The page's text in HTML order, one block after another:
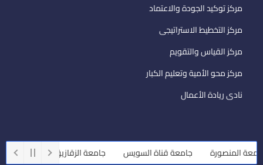
مركز توكيد الجودة والاعتماد
مركز التخطيط الاستراتيجى
مركز القياس والتقويم
مركز محو الأمية وتعليم الكبار
نادى ريادة الأعمال
المنصورة جامعة قناة السويس جامعة الزقازيق جامعة أسيوط